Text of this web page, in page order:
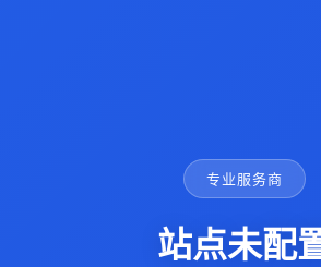
专业服务商
站点未配